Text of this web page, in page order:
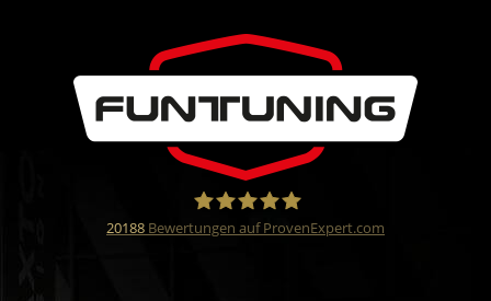
20188 Bewertungen auf ProvenExpert.com